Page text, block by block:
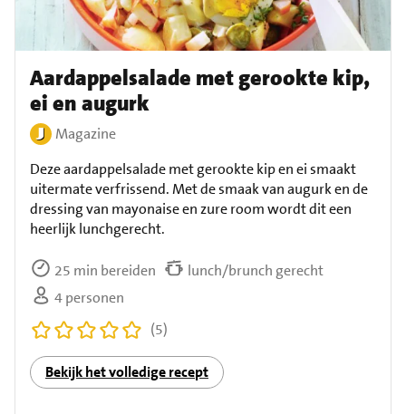
Aardappelsalade met gerookte kip,
ei en augurk
Magazine
Deze aardappelsalade met gerookte kip en ei smaakt
uitermate verfrissend. Met de smaak van augurk en de
dressing van mayonaise en zure room wordt dit een
heerlijk lunchgerecht.
25 min bereiden
lunch/brunch gerecht
4 personen
(5)
Bekijk het volledige recept